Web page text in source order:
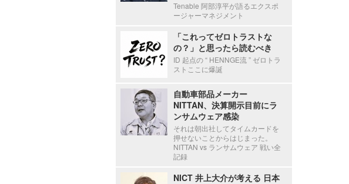
Tenable 阿部淳平が語るエクスポ
ージャーマネジメント
「これってゼロトラストな
の？」と思ったら読むべき
ID 起点の “ HENNGE流 ” ゼロトラ
ストここに爆誕
自動車部品メーカー
NITTAN、決算開示目前にラ
ンサムウェア感染
それは朝出社してタイムカードを
押せないことからはじまった。
NITTAN vs ランサムウェア 戦い全
記録
NICT 井上大介が考える 日本